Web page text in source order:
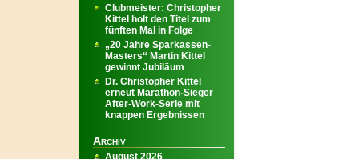
Clubmeister: Christopher
Kittel holt den Titel zum
fünften Mal in Folge
„20 Jahre Sparkassen-
Masters“ Martin Kittel
gewinnt Jubiläum
Dr. Christopher Kittel
erneut Marathon-Sieger
After-Work-Serie mit
knappen Ergebnissen
Archiv
August 2026